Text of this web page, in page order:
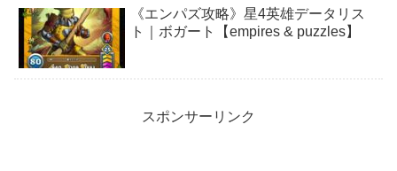
《エンパズ攻略》星4英雄データリス
ト｜ボガート【empires & puzzles】
スポンサーリンク